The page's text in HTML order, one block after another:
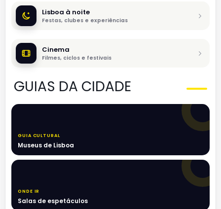
Lisboa à noite
Festas, clubes e experiências
Cinema
Filmes, ciclos e festivais
GUIAS DA CIDADE
GUIA CULTURAL
Museus de Lisboa
ONDE IR
Salas de espetáculos